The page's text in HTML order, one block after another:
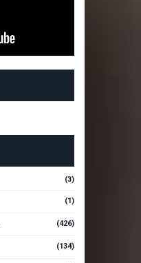
(3)
(1)
(426)
(134)